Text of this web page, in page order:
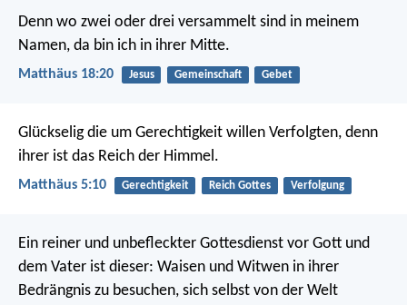
Denn wo zwei oder drei versammelt sind in meinem
Namen, da bin ich in ihrer Mitte.
Matthäus 18:20 Jesus Gemeinschaft Gebet
Glückselig die um Gerechtigkeit willen Verfolgten, denn
ihrer ist das Reich der Himmel.
Matthäus 5:10 Gerechtigkeit Reich Gottes Verfolgung
Ein reiner und unbefleckter Gottesdienst vor Gott und
dem Vater ist dieser: Waisen und Witwen in ihrer
Bedrängnis zu besuchen, sich selbst von der Welt